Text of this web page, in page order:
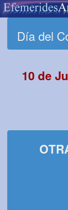
Día del
10 de